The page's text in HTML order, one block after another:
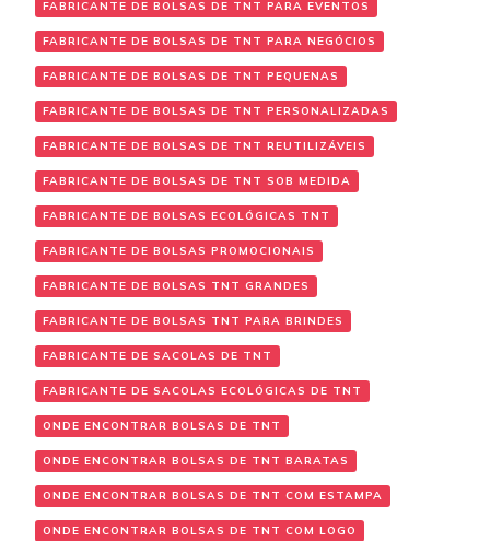
FABRICANTE DE BOLSAS DE TNT PARA EVENTOS
FABRICANTE DE BOLSAS DE TNT PARA NEGÓCIOS
FABRICANTE DE BOLSAS DE TNT PEQUENAS
FABRICANTE DE BOLSAS DE TNT PERSONALIZADAS
FABRICANTE DE BOLSAS DE TNT REUTILIZÁVEIS
FABRICANTE DE BOLSAS DE TNT SOB MEDIDA
FABRICANTE DE BOLSAS ECOLÓGICAS TNT
FABRICANTE DE BOLSAS PROMOCIONAIS
FABRICANTE DE BOLSAS TNT GRANDES
FABRICANTE DE BOLSAS TNT PARA BRINDES
FABRICANTE DE SACOLAS DE TNT
FABRICANTE DE SACOLAS ECOLÓGICAS DE TNT
ONDE ENCONTRAR BOLSAS DE TNT
ONDE ENCONTRAR BOLSAS DE TNT BARATAS
ONDE ENCONTRAR BOLSAS DE TNT COM ESTAMPA
ONDE ENCONTRAR BOLSAS DE TNT COM LOGO